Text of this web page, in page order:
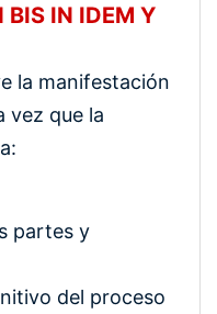
BIS IN IDEM Y
la manifestación
vez que la
partes y
del proceso